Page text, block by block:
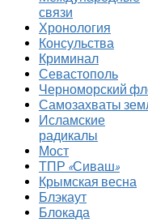
связи
Хронология
Консульства
Криминал
Севастополь
Черноморский
Самозахваты
Исламские
радикалы
Мост
ТПР «Сиваш»
Крымская весна
Блэкаут
Блокада